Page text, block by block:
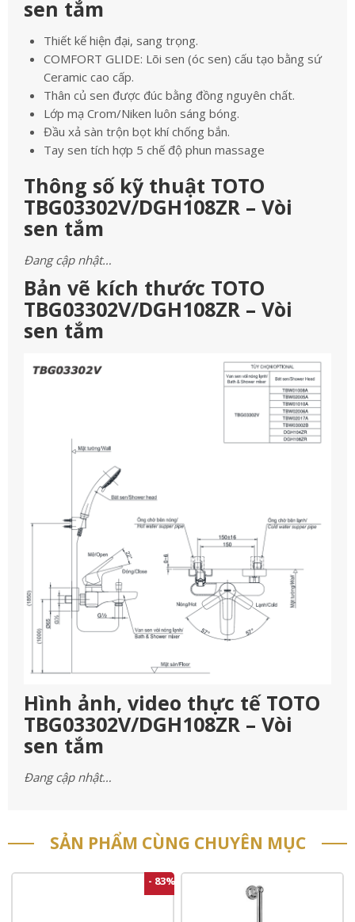
sen tắm
Thiết kế hiện đại, sang trọng.
COMFORT GLIDE: Lõi sen (óc sen) cấu tạo bằng sứ
Ceramic cao cấp.
Thân củ sen được đúc bằng đồng nguyên chất.
Lớp mạ Crom/Niken luôn sáng bóng.
Đầu xả sàn trộn bọt khí chống bắn.
Tay sen tích hợp 5 chế độ phun massage
Thông số kỹ thuật TOTO
TBG03302V/DGH108ZR – Vòi
sen tắm
Đang cập nhật…
Bản vẽ kích thước TOTO
TBG03302V/DGH108ZR – Vòi
sen tắm
Hình ảnh, video thực tế TOTO
TBG03302V/DGH108ZR – Vòi
sen tắm
Đang cập nhật…
SẢN PHẨM CÙNG CHUYÊN MỤC
- 83%